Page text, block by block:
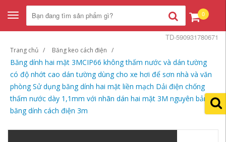
Toggle
navigation
0
Trang chủ Băng keo cách điện
Băng dính hai mặt 3MCIP66 không thấm nước và dán tường
có độ nhớt cao dán tường dùng cho xe hơi để sơn nhà và văn
phòng Sử dụng băng dính hai mặt liền mạch Dải điện chống
thấm nước dày 1,1mm với nhãn dán hai mặt 3M nguyên bản
băng dính cách điện 3m
TD-590931780671